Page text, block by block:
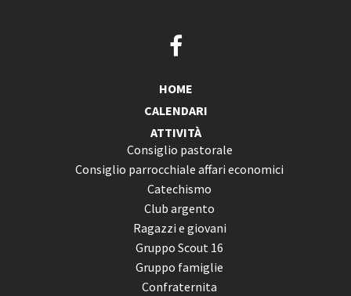
HOME
CALENDARI
ATTIVITÀ
Consiglio pastorale
Consiglio parrocchiale affari economici
Catechismo
Club argento
Ragazzi e giovani
Gruppo Scout 16
Gruppo famiglie
Confraternita